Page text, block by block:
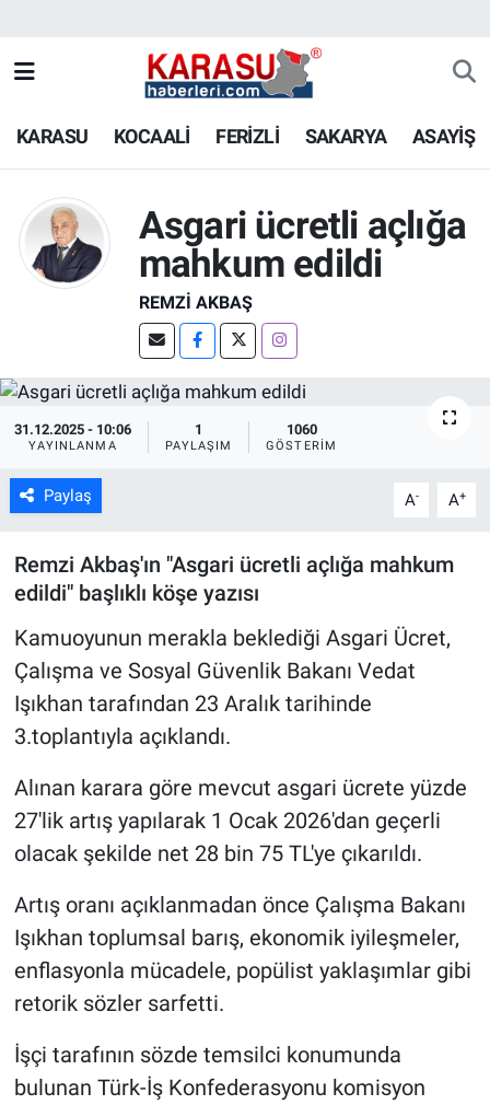
KARASU KOCAALİ FERİZLİ SAKARYA ASAYİŞ
Asgari ücretli açlığa
mahkum edildi
REMZI AKBAŞ
31.12.2025 - 10:06
YAYINLANMA
1
PAYLAŞIM
1060
GÖSTERIM
Paylaş A- A+
Remzi Akbaş'ın "Asgari ücretli açlığa mahkum
edildi" başlıklı köşe yazısı
Kamuoyunun merakla beklediği Asgari Ücret,
Çalışma ve Sosyal Güvenlik Bakanı Vedat
Işıkhan tarafından 23 Aralık tarihinde
3.toplantıyla açıklandı.
Alınan karara göre mevcut asgari ücrete yüzde
27'lik artış yapılarak 1 Ocak 2026'dan geçerli
olacak şekilde net 28 bin 75 TL'ye çıkarıldı.
Artış oranı açıklanmadan önce Çalışma Bakanı
Işıkhan toplumsal barış, ekonomik iyileşmeler,
enflasyonla mücadele, popülist yaklaşımlar gibi
retorik sözler sarfetti.
İşçi tarafının sözde temsilci konumunda
bulunan Türk-İş Konfederasyonu komisyon